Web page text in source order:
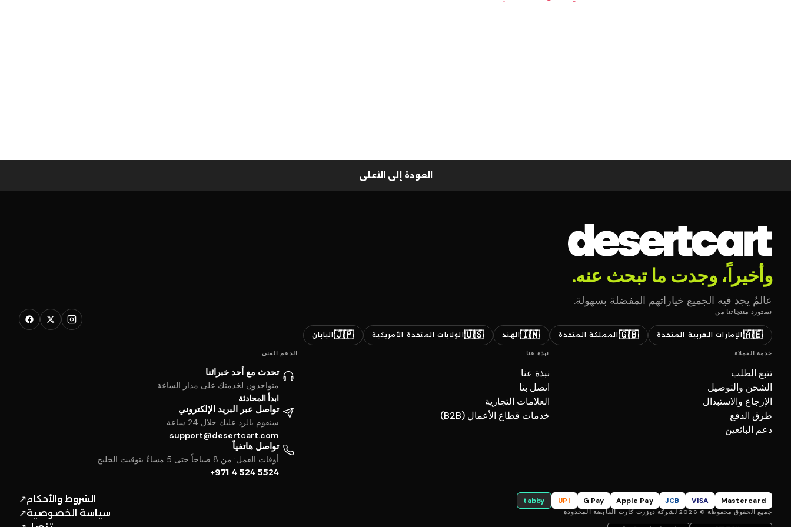
العودة إلى الأعلى
وأخيراً، وجدت ما تبحث عنه.
عالمٌ يجد فيه الجميع خياراتهم المفضلة بسهولة.
نستورد منتجاتنا من
🇦🇪 الإمارات العربية المتحدة 🇬🇧 المملكة المتحدة 🇮🇳الهند 🇺🇸الولايات المتحدة الأمريكية 🇯🇵 اليابان
خدمة العملاء
تتبع الطلب
الشحن والتوصيل
الإرجاع والاستبدال
طرق الدفع
دعم البائعين
نبذة عنا
نبذة عنا
اتصل بنا
العلامات التجارية
خدمات قطاع الأعمال (B2B)
الدعم الفني
تحدث مع أحد خبرائنا
متواجدون لخدمتك على مدار الساعة
ابدأ المحادثة
تواصل عبر البريد الإلكتروني
سنقوم بالرد عليك خلال 24 ساعة
support@desertcart.com
تواصل هاتفياً
أوقات العمل: من 8 صباحاً حتى 5 مساءً بتوقيت الخليج
+971 4 524 5524
Mastercard
VISA
JCB
Apple Pay
G Pay
UPI
tabby
جميع الحقوق محفوظة © 2026 لشركة ديزرت كارت القابضة المحدودة
الشروط والأحكام↗
سياسة الخصوصية↗